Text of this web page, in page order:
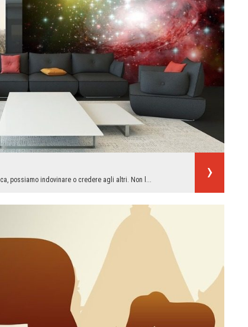
possiamo indovinare o credere agli altri. Non l...